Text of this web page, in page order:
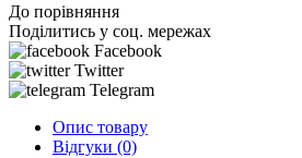
До порівняння
Поділитись у соц. мережах
Facebook
Twitter
Telegram
Опис товару
Відгуки (0)